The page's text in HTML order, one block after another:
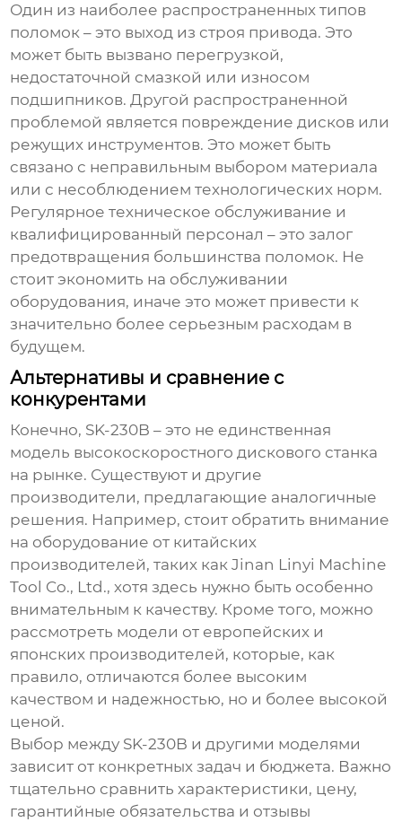
Один из наиболее распространенных типов
поломок – это выход из строя привода. Это
может быть вызвано перегрузкой,
недостаточной смазкой или износом
подшипников. Другой распространенной
проблемой является повреждение дисков или
режущих инструментов. Это может быть
связано с неправильным выбором материала
или с несоблюдением технологических норм.
Регулярное техническое обслуживание и
квалифицированный персонал – это залог
предотвращения большинства поломок. Не
стоит экономить на обслуживании
оборудования, иначе это может привести к
значительно более серьезным расходам в
будущем.
Альтернативы и сравнение с
конкурентами
Конечно, SK-230B – это не единственная
модель высокоскоростного дискового станка
на рынке. Существуют и другие
производители, предлагающие аналогичные
решения. Например, стоит обратить внимание
на оборудование от китайских
производителей, таких как Jinan Linyi Machine
Tool Co., Ltd., хотя здесь нужно быть особенно
внимательным к качеству. Кроме того, можно
рассмотреть модели от европейских и
японских производителей, которые, как
правило, отличаются более высоким
качеством и надежностью, но и более высокой
ценой.
Выбор между SK-230B и другими моделями
зависит от конкретных задач и бюджета. Важно
тщательно сравнить характеристики, цену,
гарантийные обязательства и отзывы